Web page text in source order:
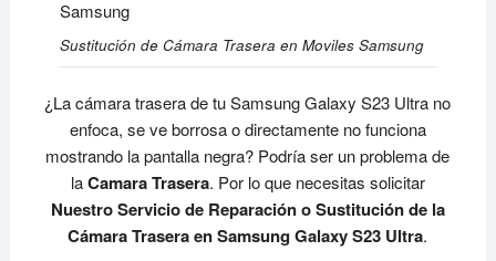
Sustitución de Cámara Trasera en Moviles Samsung
¿La cámara trasera de tu Samsung Galaxy S23 Ultra no
enfoca, se ve borrosa o directamente no funciona
mostrando la pantalla negra? Podría ser un problema de
laCamara Trasera. Por lo que necesitas solicitar
Nuestro Servicio de Reparación o Sustitución de la
Cámara Trasera en Samsung Galaxy S23 Ultra.